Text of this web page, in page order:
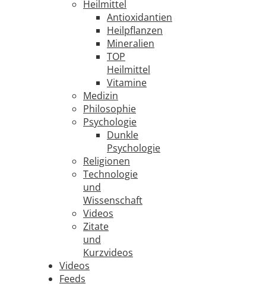
Heilmittel
Antioxidantien
Heilpflanzen
Mineralien
TOP
Heilmittel
Vitamine
Medizin
Philosophie
Psychologie
Dunkle
Psychologie
Religionen
Technologie
und
Wissenschaft
Videos
Zitate
und
Kurzvideos
Videos
Feeds